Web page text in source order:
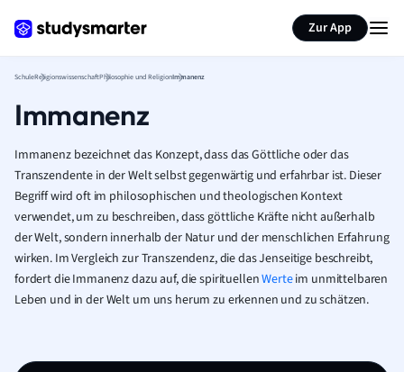
Zur App
SchuleReligionswissenschaftPhilosophie und ReligionImmanenz
Immanenz
Immanenz bezeichnet das Konzept, dass das Göttliche oder das
Transzendente in der Welt selbst gegenwärtig und erfahrbar ist. Dieser
Begriff wird oft im philosophischen und theologischen Kontext
verwendet, um zu beschreiben, dass göttliche Kräfte nicht außerhalb
der Welt, sondern innerhalb der Natur und der menschlichen Erfahrung
wirken. Im Vergleich zur Transzendenz, die das Jenseitige beschreibt,
fordert die Immanenz dazu auf, die spirituellenWerteim unmittelbaren
Leben und in der Welt um uns herum zu erkennen und zu schätzen.
Seite zusammenfassen